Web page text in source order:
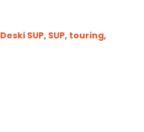
Deski SUP, SUP, touring,